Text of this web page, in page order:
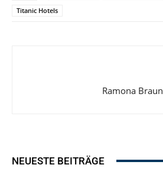
Titanic Hotels
Ramona Braun
NEUESTE BEITRÄGE